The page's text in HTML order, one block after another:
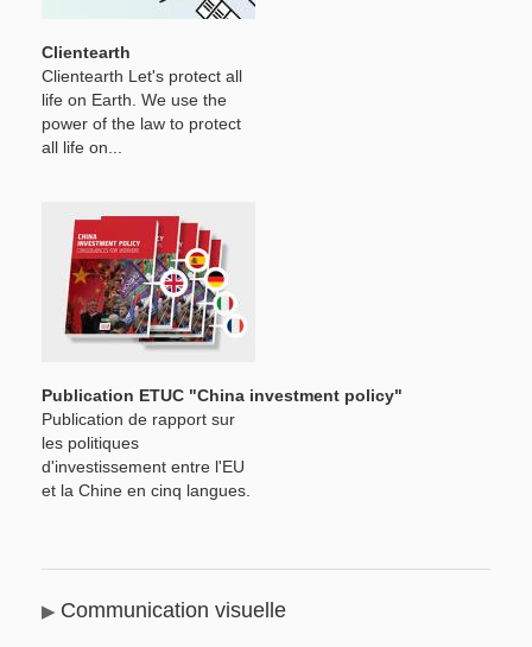
Clientearth
Clientearth Let's protect all
life on Earth. We use the
power of the law to protect
all life on...
Publication ETUC "China investment policy"
Publication de rapport sur
les politiques
d'investissement entre l'EU
et la Chine en cinq langues.
Communication visuelle